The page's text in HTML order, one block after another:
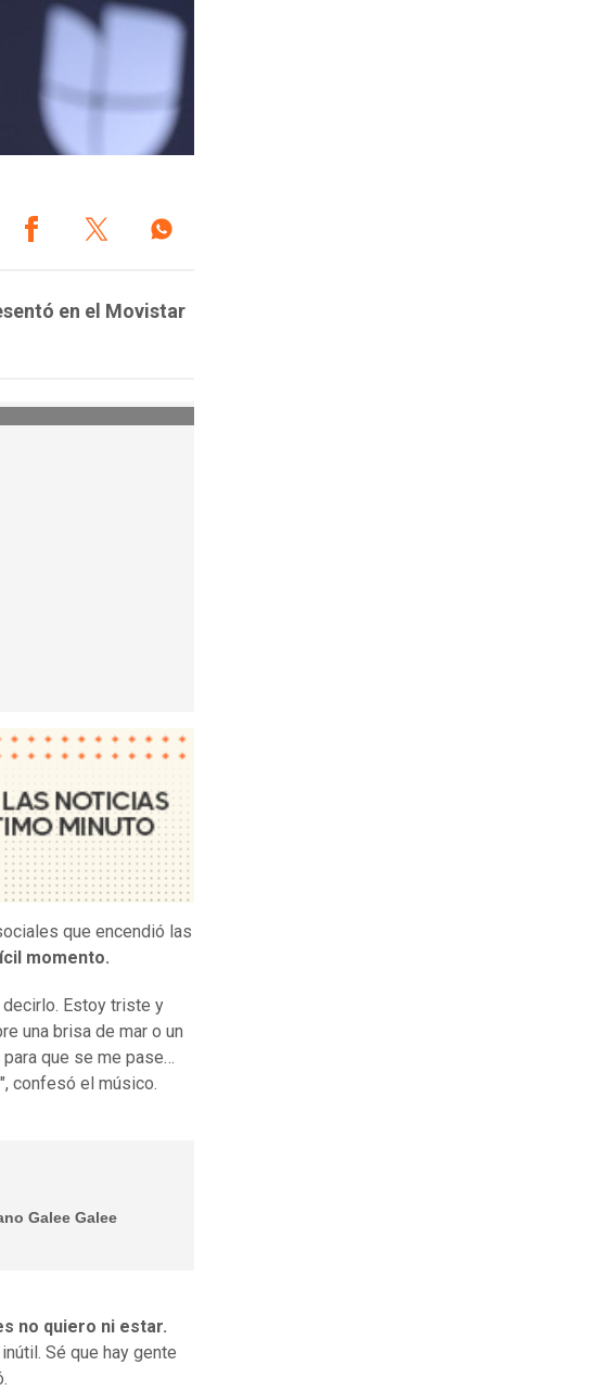
en el Movistar
que encendió las
momento.
Estoy triste y
una brisa de mar o un
que se me pase…
confesó el músico.
Galee Galee
no quiero ni estar.
Sé que hay gente